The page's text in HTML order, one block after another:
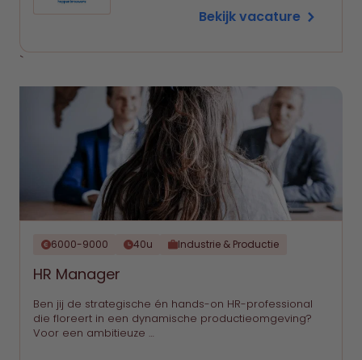
Bekijk vacature
`
6000-9000 40u Industrie & Productie
HR Manager
Ben jij de strategische én hands-on HR-professional
die floreert in een dynamische productieomgeving?
Voor een ambitieuze …